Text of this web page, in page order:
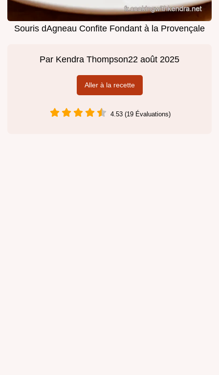
Souris dAgneau Confite Fondant à la Provençale
Par Kendra Thompson22 août 2025
Aller à la recette
4.53 (19 Évaluations)